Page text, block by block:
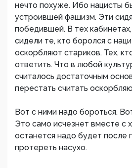
нечто похуже. Ибо нацисты
устроившей фашизм. Эти
победившей. В тех
сидели те, кто боролся с
оскорбляют стариков. Тех,
ответить. Что в любой
считалось достаточным
перестать считать
Вот с ними надо бороться.
Это само исчезнет вместе с
останется надо будет после
протереть насухо.